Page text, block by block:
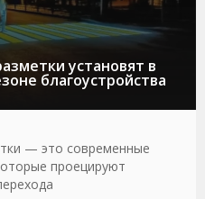
установят в
благоустройства
— это современные
проецируют